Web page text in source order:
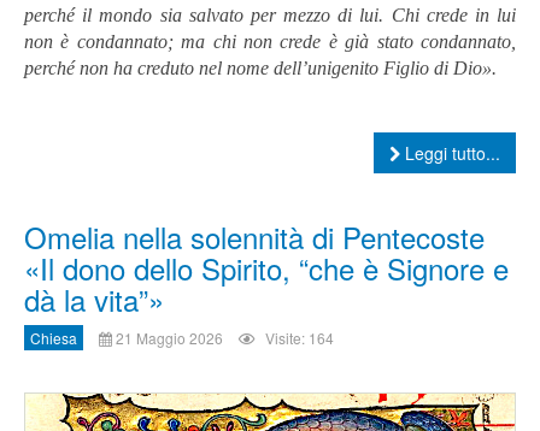
perché il mondo sia salvato per mezzo di lui. Chi crede in lui
non è condannato; ma chi non crede è già stato condannato,
perché non ha creduto nel nome dell’unigenito Figlio di Dio».
Leggi tutto...
Omelia nella solennità di Pentecoste
«Il dono dello Spirito, “che è Signore e
dà la vita”»
Chiesa 21 Maggio 2026 Visite: 164